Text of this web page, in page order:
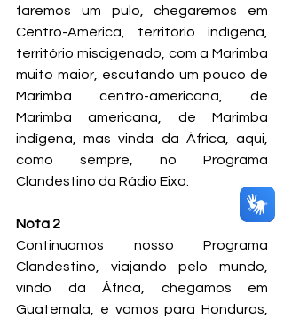
faremos um pulo, chegaremos em
Centro-América, território indígena,
território miscigenado, com a Marimba
muito maior, escutando um pouco de
Marimba centro-americana, de
Marimba americana, de Marimba
indígena, mas vinda da África, aqui,
como sempre, no Programa
Clandestino da Rádio Eixo.
Nota 2
Continuamos nosso Programa
Clandestino, viajando pelo mundo,
vindo da África, chegamos em
Guatemala, e vamos para Honduras,